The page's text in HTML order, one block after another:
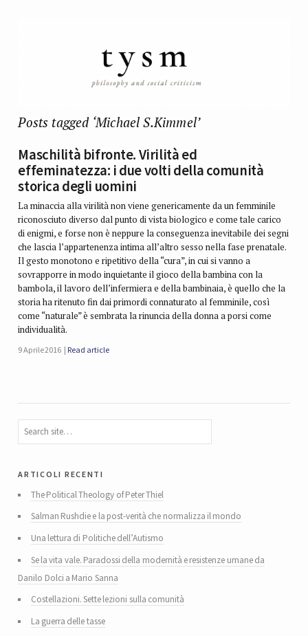
Posts tagged ‘Michael S.Kimmel’
Maschilità bifronte. Virilità ed
effeminatezza: i due volti della comunità
storica degli uomini
La minaccia alla virilità non viene genericamente da un femminile
riconosciuto diverso dal punto di vista biologico e come tale carico
di enigmi, e forse non è neppure la conseguenza inevitabile dei segni
che lascia l’appartenenza intima all’altro sesso nella fase prenatale.
Il gesto monotono e ripetitivo della “cura”, in cui si vanno a
sovrapporre in modo inquietante il gioco della bambina con la
bambola, il lavoro dell’infermiera e della bambinaia, è quello che la
storia ha ritenuto fin dai primordi connaturato al femminile, così
come “naturale” è sembrata la rinuncia della donna a porsi come
individualità.
9 Aprile 2016 Read article
articoli recenti
The Political Theology of Peter Thiel
Salman Rushdie e la post-verità che normalizza il mondo
Una lettura di Politiche dell’Autismo
Se la vita vale. Paradossi della modernità e resistenze umane da
Danilo Dolci a Mario Sanna
Costellazioni. Sette lezioni sulla comunità
La guerra delle tasse